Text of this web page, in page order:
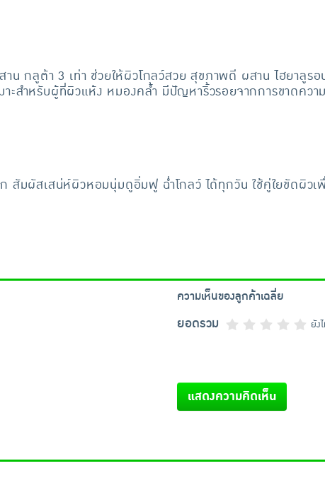
น กลูต้า 3 เท่า ช่วยให้ผิวโกลว์สวย สุขภาพดี ผสาน ไฮยาลูร
ะสำหรับผู้ที่ผิวแห้ง หมองคล้ำ มีปัญหาริ้วรอยจากการขาดคว
สัมผัสเสน่ห์ผิวหอมนุ่มดูอิ่มฟู ฉ่ำโกลว์ ได้ทุกวัน ใช้คู่ใยขัดผิว
ความเห็นของลูกค้าเฉลี่ย
ยอดรวม ยัง
แสดงความคิดเห็น